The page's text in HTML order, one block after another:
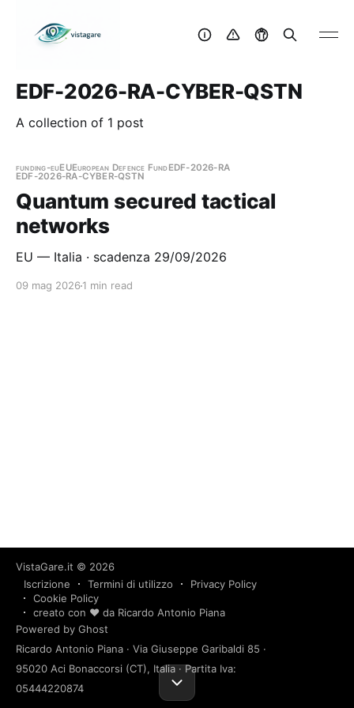
EDF-2026-RA-CYBER-QSTN
A collection of 1 post
funding-euEUEuropean Defence FundEDF-2026-RA
EDF-2026-RA-CYBER-QSTN
Quantum secured tactical
networks
EU — Italia · scadenza 29/09/2026
09 mag 2026 1 min read
VistaGare.it © 2026
Iscrizione
Termini di utilizzo
Privacy Policy
Cookie Policy
creato con ❤️ da Ricardo Antonio Piana
Powered by Ghost
Ricardo Antonio Piana · Via Giuseppe Garibaldi 85 ·
95020 Aci Bonaccorsi (CT), Italia · Partita Iva:
05444220874